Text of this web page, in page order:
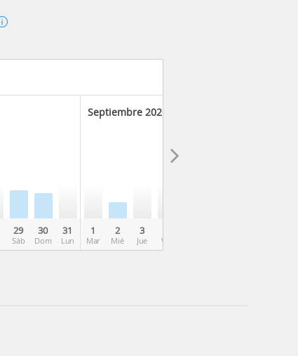
29
Sáb
30
Dom
31
Lun
Septiembre 2026
1
Mar
2
Mié
3
Jue Vie